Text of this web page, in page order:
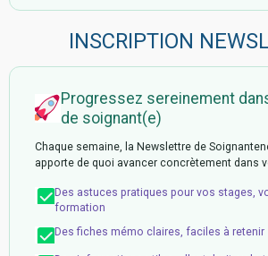
INSCRIPTION
Progressez sereinement
de soignant(e)
Chaque semaine, la Newslettre de
apporte de quoi avancer concrètement dans
Des astuces pratiques pour vos stages,
formation
Des fiches mémo claires, faciles à retenir